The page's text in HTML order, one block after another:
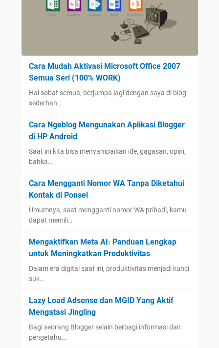
Cara Mudah Aktivasi Microsoft Office 2007
Semua Seri (100% WORK)
Hai sobat semua, berjumpa lagi dengan saya di blog
sederhan…
Cara Ngeblog Mengunakan Aplikasi Blogger
di HP Android
Saat ini kita bisa menyampaikan ide, gagasan, opini,
bahka…
Cara Mengganti Nomor WA Tanpa Diketahui
Kontak di Ponsel
Umumnya, saat mengganti nomor WA pribadi, kamu
dapat memili…
Mengaktifkan Meta AI: Panduan Lengkap
untuk Meningkatkan Produktivitas
Dalam era digital saat ini, produktivitas menjadi kunci
suk…
Lazy Load Adsense dan MGID Yang Aktif
Mengatasi Jingling
Bagi seorang Blogger selain berbagi informasi dan
pengetahu…